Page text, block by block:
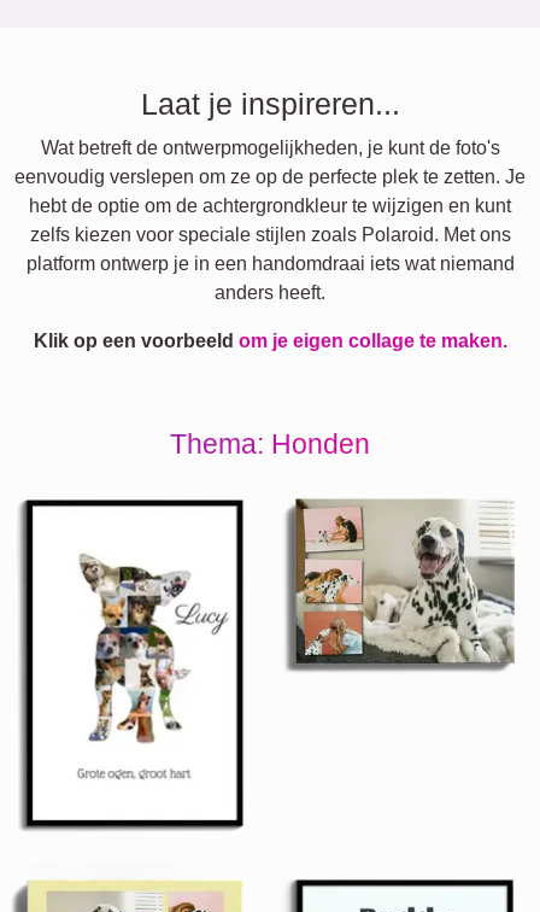
Laat je inspireren...
Wat betreft de ontwerpmogelijkheden, je kunt de foto's
eenvoudig verslepen om ze op de perfecte plek te zetten. Je
hebt de optie om de achtergrondkleur te wijzigen en kunt
zelfs kiezen voor speciale stijlen zoals Polaroid. Met ons
platform ontwerp je in een handomdraai iets wat niemand
anders heeft.
Klik op een voorbeeld om je eigen collage te maken.
Thema: Honden